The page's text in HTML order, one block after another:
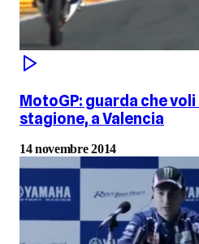
MotoGP: guarda che
stagione, a Valencia
14 novembre 2014